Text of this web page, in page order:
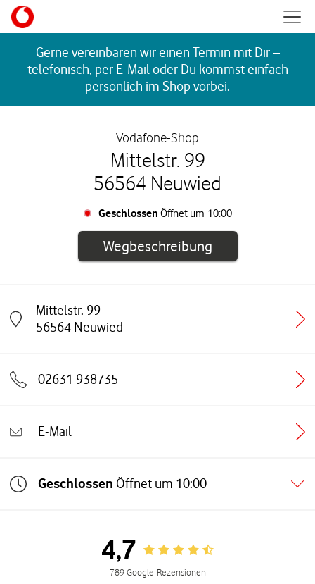
Skip to content
Gerne vereinbaren wir einen Termin mit Dir –
telefonisch, per E-Mail oder Du kommst einfach
persönlich im Shop vorbei.
Vodafone-Shop
Mittelstr. 99
56564 Neuwied
Geschlossen Öffnet um 10:00
WegbeschreibungLink öffnet in
Mittelstr. 99
56564 Neuwied
Link öffnet in einem neuen Tab
02631 938735
E-Mail
Geschlossen Öffnet um 10:00
4,7 Rating 4.7
789 Google-Rezensionen